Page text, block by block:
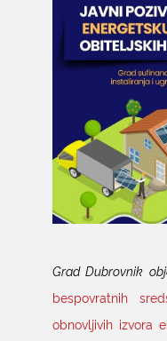
Grad Dubrovnik
bespovratnih
obnovljivih izvora